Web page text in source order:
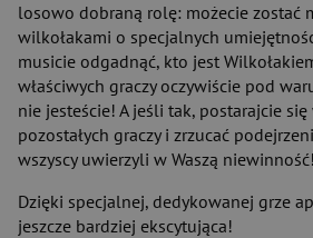
losowo dobraną rolę: możecie zostać
wilkołakami o specjalnych
musicie odgadnąć, kto jest
właściwych graczy oczywiście pod
nie jesteście! A jeśli tak, postarajcie
pozostałych graczy i zrzucać
wszyscy uwierzyli w Waszą niewinność!
Dzięki specjalnej, dedykowanej grze
jeszcze bardziej ekscytująca!